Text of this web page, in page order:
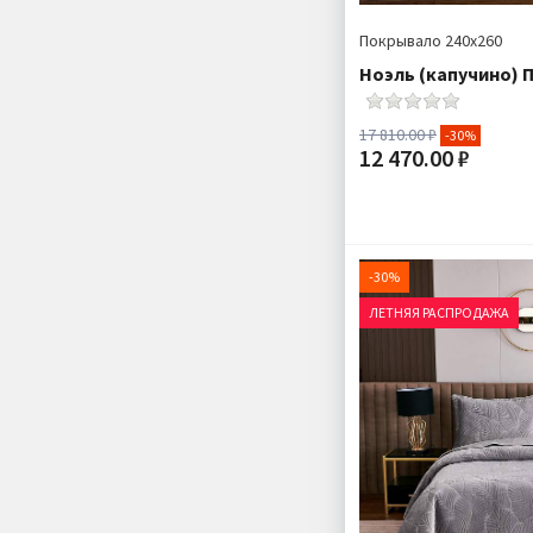
Покрывало 240х260
Ноэль (капучино)
17 810.00 ₽ -30%
12 470.00 ₽
Наполнитель:
Комплектация:
Доставка:
-30%
ЛЕТНЯЯ РАСПРОДАЖА